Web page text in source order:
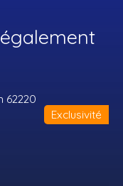
également
Exclusivité